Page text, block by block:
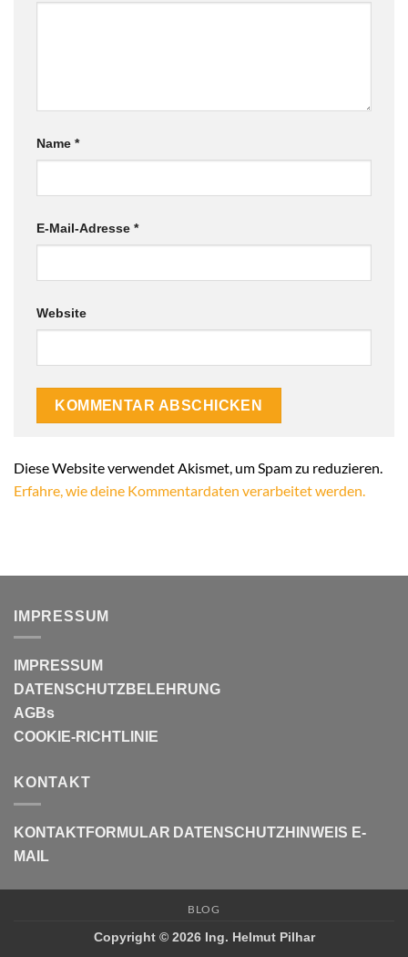
Name *
E-Mail-Adresse *
Website
Diese Website verwendet Akismet, um Spam zu reduzieren.
Erfahre, wie deine Kommentardaten verarbeitet werden.
IMPRESSUM
IMPRESSUM
DATENSCHUTZBELEHRUNG
AGBs
COOKIE-RICHTLINIE
KONTAKT
KONTAKTFORMULAR DATENSCHUTZHINWEIS E-
MAIL
BLOG
Copyright © 2026 Ing. Helmut Pilhar